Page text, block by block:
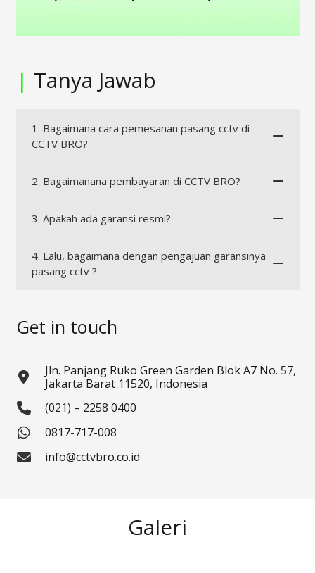
| Tanya Jawab
1. Bagaimana cara pemesanan pasang cctv di
CCTV BRO?
2. Bagaimanana pembayaran di CCTV BRO?
3. Apakah ada garansi resmi?
4. Lalu, bagaimana dengan pengajuan garansinya
pasang cctv ?
Get in touch
Jln. Panjang Ruko Green Garden Blok A7 No. 57,
Jakarta Barat 11520, Indonesia
(021) – 2258 0400
0817-717-008
info@cctvbro.co.id
Galeri